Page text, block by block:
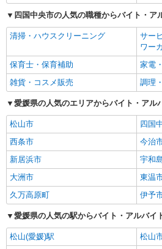
四国中央市の人気の職種からバイト・ア
清掃・ハウスクリーニング
サー
ワー
保育士・保育補助
家電
雑貨・コスメ販売
調理
愛媛県の人気のエリアからバイト・アル
松山市
四国
西条市
今治
新居浜市
宇和
大洲市
東温
久万高原町
伊予
愛媛県の人気の駅からバイト・アルバイ
松山(愛媛)駅
松山